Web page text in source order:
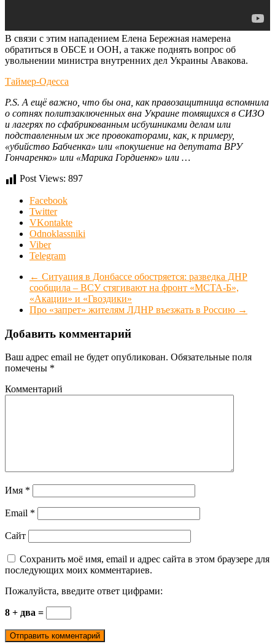
В связи с этим нападением Елена Бережная намерена
обратиться в ОБСЕ и ООН, а также поднять вопрос об
увольнении министра внутренних дел Украины Авакова.
Таймер-Одесса
P.S. А ещё важно, что бы она, как правозащитница вспомнила
о сотнях политзаключенных вна Украине томящихся в СИЗО
и лагерях по сфабрикованным исбушниками делам или
подставленным их же провокаторами, как, к примеру,
«убийство Бабченка» или «покушение на депутата ВРУ
Гончаренко» или «Марика Гордиенко» или …
Post Views: 897
Facebook
Twitter
VKontakte
Odnoklassniki
Viber
Telegram
← Ситуация в Донбассе обостряется: разведка ДНР
сообщила – ВСУ стягивают на фронт «МСТА-Б»,
«Акации» и «Гвоздики»
Про «запрет» жителям ЛДНР въезжать в Россию →
Добавить комментарий
Ваш адрес email не будет опубликован. Обязательные поля
помечены *
Комментарий
Имя *
Email *
Сайт
Сохранить моё имя, email и адрес сайта в этом браузере для
последующих моих комментариев.
Пожалуйста, введите ответ цифрами:
8 + два =